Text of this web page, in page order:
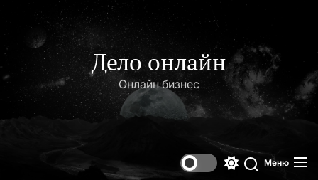
содержимому
Дело онлайн
Онлайн бизнес
Поиск
Меню